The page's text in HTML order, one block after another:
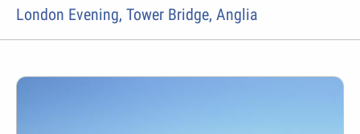
London Evening, Tower Bridge, Anglia